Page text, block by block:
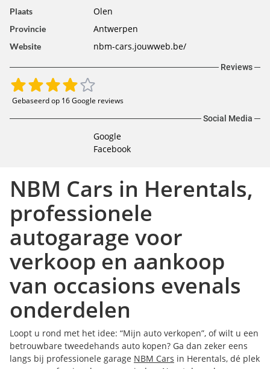
Plaats Olen
Provincie Antwerpen
Website nbm-cars.jouwweb.be/
Reviews
Gebaseerd op 16 Google reviews
Social Media
Google
Facebook
NBM Cars in Herentals,
professionele
autogarage voor
verkoop en aankoop
van occasions evenals
onderdelen
Loopt u rond met het idee: “Mijn auto verkopen”, of wilt u een
betrouwbare tweedehands auto kopen? Ga dan zeker eens
langs bij professionele garage NBM Cars in Herentals, dé plek